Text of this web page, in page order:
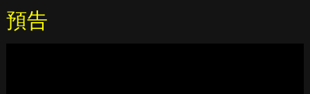
預告